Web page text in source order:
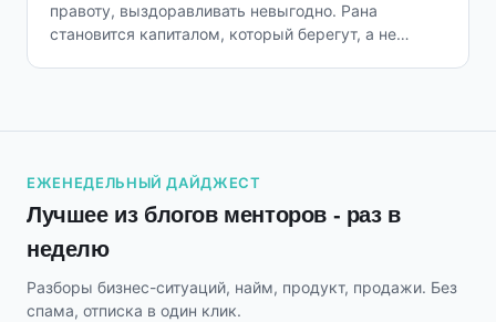
правоту, выздоравливать невыгодно. Рана
становится капиталом, который берегут, а не
ЕЖЕНЕДЕЛЬНЫЙ ДАЙДЖЕСТ
Лучшее из блогов менторов - раз в
неделю
Разборы бизнес-ситуаций, найм, продукт, продажи. Без
спама, отписка в один клик.